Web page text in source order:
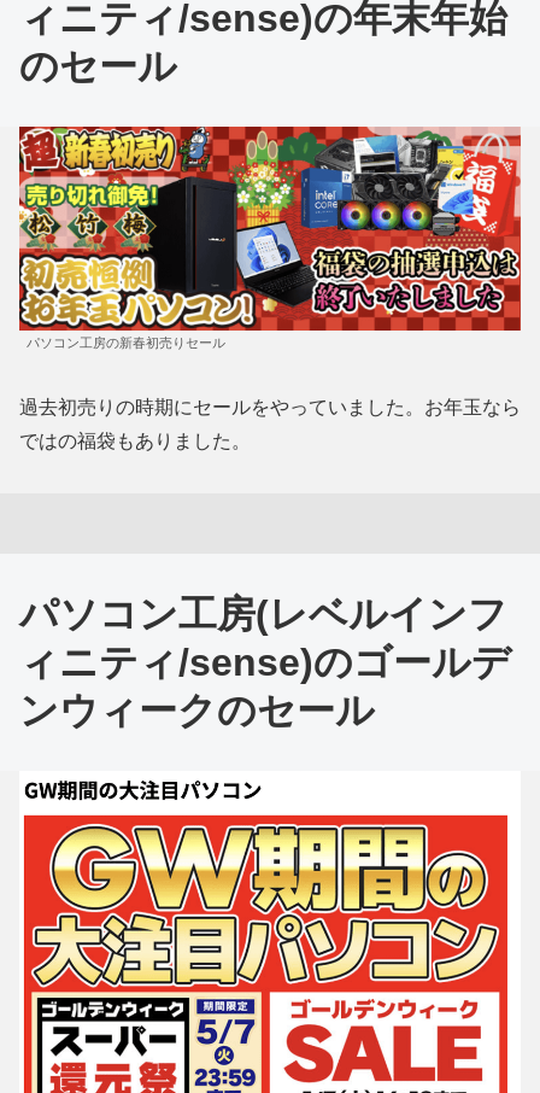
ィニティ/sense)の年末年始
のセール
パソコン工房の新春初売りセール
過去初売りの時期にセールをやっていました。お年玉なら
ではの福袋もありました。
パソコン工房(レベルインフ
ィニティ/sense)のゴールデ
ンウィークのセール